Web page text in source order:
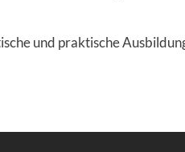
und praktische